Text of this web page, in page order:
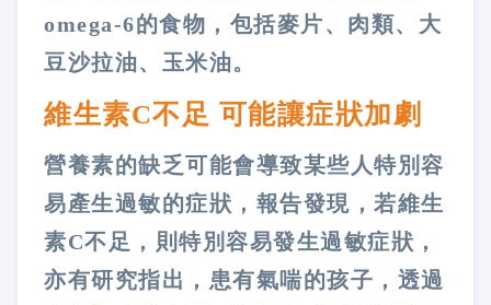
omega-6的食物，包括麥片、肉類、大
豆沙拉油、玉米油。
維生素C不足 可能讓症狀加劇
營養素的缺乏可能會導致某些人特別容
易產生過敏的症狀，報告發現，若維生
素C不足，則特別容易發生過敏症狀，
亦有研究指出，患有氣喘的孩子，透過